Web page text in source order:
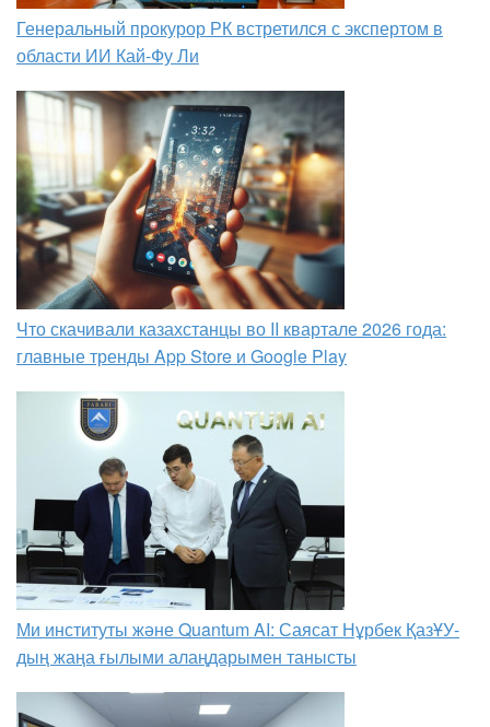
Генеральный прокурор РК встретился с экспертом в
области ИИ Кай-Фу Ли
Что скачивали казахстанцы во II квартале 2026 года:
главные тренды App Store и Google Play
Ми институты және Quantum AI: Саясат Нұрбек ҚазҰУ-
дың жаңа ғылыми алаңдарымен танысты